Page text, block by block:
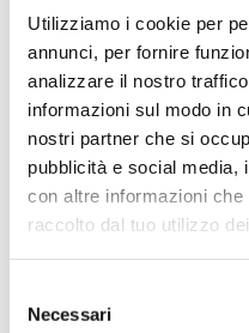
Utilizziamo i cookie per
annunci, per fornire
analizzare il nostro
informazioni sul modo in
nostri partner che si
pubblicità e social media,
con altre informazioni
raccolto dal tuo utilizzo
delNecessari
per ottimizzare
primo trial clinico
SMARD1/CMT2S,
dello studio e
Children’s Hospital di
migliorare sicurezza,
applicazioni cliniche.Lo
primo piano della
dell’Università degli
ed è statorealizzato